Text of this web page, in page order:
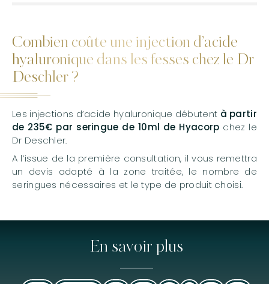
Combien coûte une injection d’acide
hyaluronique dans les fesses chez le Dr
Deschler ?
Les injections d’acide hyaluronique débutent à partir
de 235€ par seringue de 10ml de Hyacorp chez le
Dr Deschler.
A l’issue de la première consultation, il vous remettra
un devis adapté à la zone traitée, le nombre de
seringues nécessaires et le type de produit choisi.
En savoir plus